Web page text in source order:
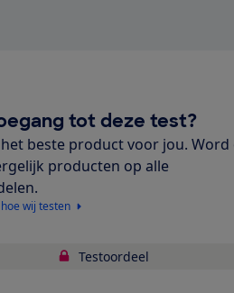
tot deze test?
beste product voor jou. Word
producten op alle
wij testen
Testoordeel